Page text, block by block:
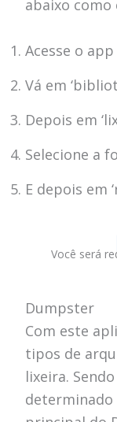
abaixo como
Acesse o app
Vá em
Depois em
Selecione a
E depois em
Você será
Dumpster
Com este
tipos de
lixeira.
determinado